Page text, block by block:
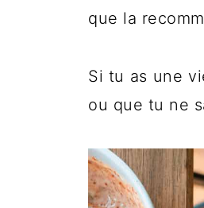
que la
Si tu as une
ou que tu ne